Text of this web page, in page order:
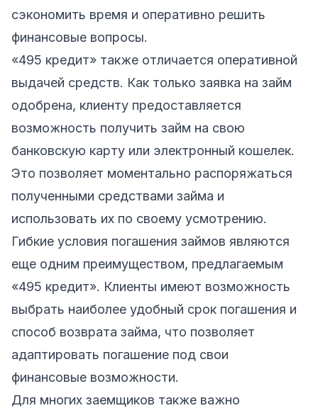
сэкономить время и оперативно решить
финансовые вопросы.
«495 кредит» также отличается оперативной
выдачей средств. Как только заявка на займ
одобрена, клиенту предоставляется
возможность получить займ на свою
банковскую карту или электронный кошелек.
Это позволяет моментально распоряжаться
полученными средствами займа и
использовать их по своему усмотрению.
Гибкие условия погашения займов являются
еще одним преимуществом, предлагаемым
«495 кредит». Клиенты имеют возможность
выбрать наиболее удобный срок погашения и
способ возврата займа, что позволяет
адаптировать погашение под свои
финансовые возможности.
Для многих заемщиков также важно